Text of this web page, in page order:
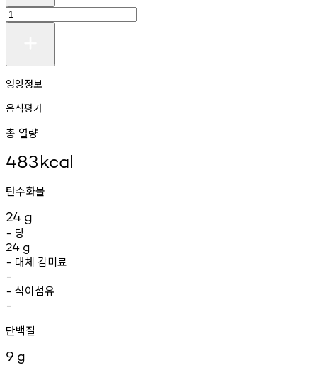
영양정보
음식평가
총 열량
483kcal
탄수화물
24 g
- 당
24 g
- 대체 감미료
-
- 식이섬유
-
단백질
9 g